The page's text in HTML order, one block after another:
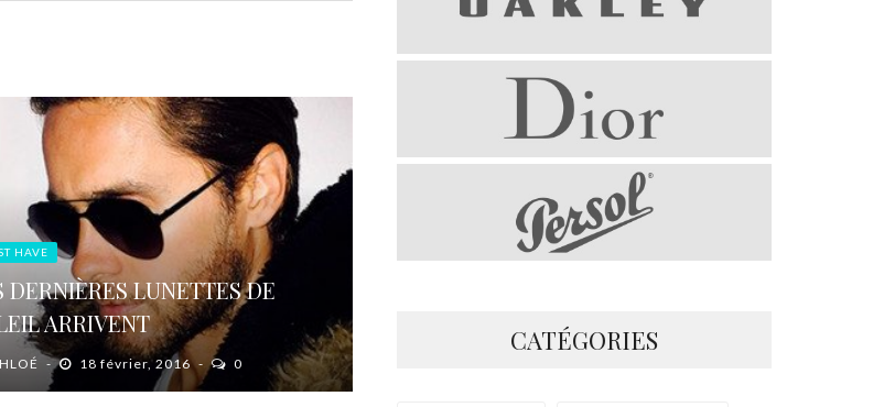
HAVE
DERNIÈRES LUNETTES DE
ARRIVENT
18 février, 2016 0
CATÉGORIES